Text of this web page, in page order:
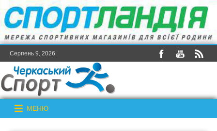
Серпень 9, 2026
МЕНЮ